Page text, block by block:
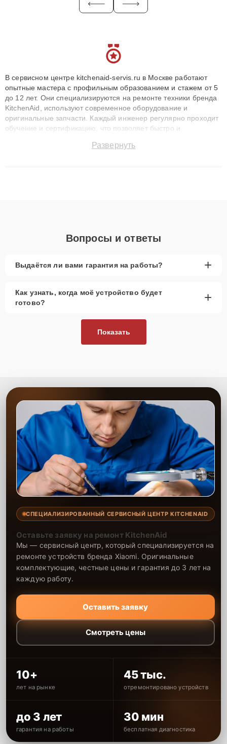
В сервисном центре kitchenaid-servis.ru в Москве работают
опытные мастера с профильным образованием и стажем от 5
до 12 лет. Они специализируются на ремонте техники бренда
KitchenAid, используют современное оборудование и
оригинальные запчасти. Каждый инженер регулярно проходит
обучение и сертификацию, что позволяет быстро и
сохранением гарантии до 3 лет. Наши мастера решают
Развернуть
Вопросы и ответы
Выдаётся ли вами гарантия на работы? +
Как узнать, когда моё устройство будет
готово?
+
Показать
СПЕЦИАЛИЗИРОВАННЫЙ СЕРВИСНЫЙ ЦЕНТР KITCHENAID
Оставьте заявку на ремонт KitchenAid
Мы — сервисный центр, который специализируется на
ремонте устройств бренда Xiaomi. Оригинальные
комплектующие, честные цены и гарантия до 3 лет на
каждую работу.
Оставить заявку
Смотреть цены
10+
лет на рынке
45 тыс.
отремонтировано устройств
до 3 лет
гарантия на работы
30 мин
бесплатная диагностика